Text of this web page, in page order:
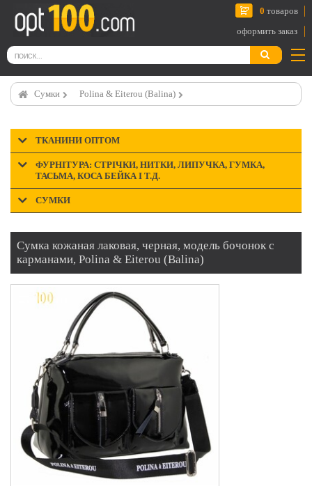
0 товаров
оформить заказ
Сумки Polina & Eiterou (Balina)
ТКАНИНИ ОПТОМ
ФУРНІТУРА: СТРІЧКИ, НИТКИ, ЛИПУЧКА, ГУМКА,
ТАСЬМА, КОСА БЕЙКА І Т.Д.
СУМКИ
Сумка кожаная лаковая, черная, модель бочонок с
карманами, Polina & Eiterou (Balina)